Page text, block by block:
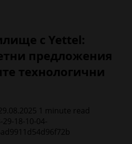
с Yettel:
предложения
технологични
1 minute read